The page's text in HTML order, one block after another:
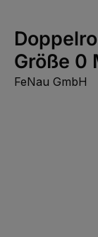
Größe 0
FeNau GmbH